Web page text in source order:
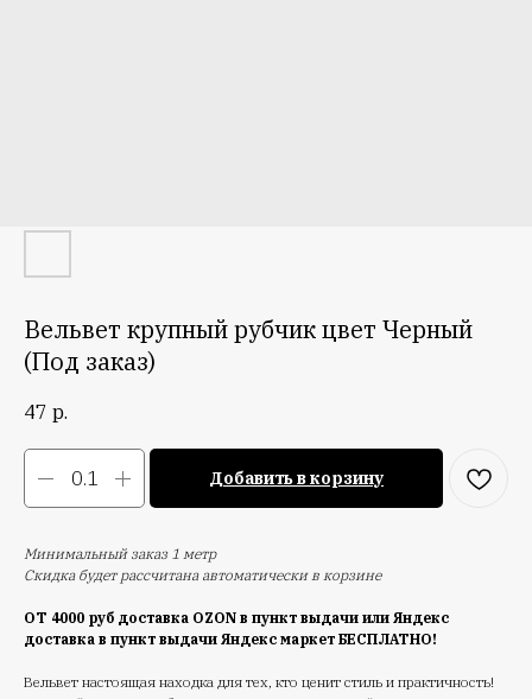
Вельвет крупный рубчик цвет Черный
(Под заказ)
47 р.
Добавить в корзину
Минимальный заказ 1 метр
Скидка будет рассчитана автоматически в корзине
ОТ 4000 руб доставка OZON в пункт выдачи или Яндекс
доставка в пункт выдачи Яндекс маркет БЕСПЛАТНО!
Вельвет настоящая находка для тех, кто ценит стиль и практичность!